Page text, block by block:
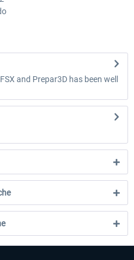
and Prepar3D has been well